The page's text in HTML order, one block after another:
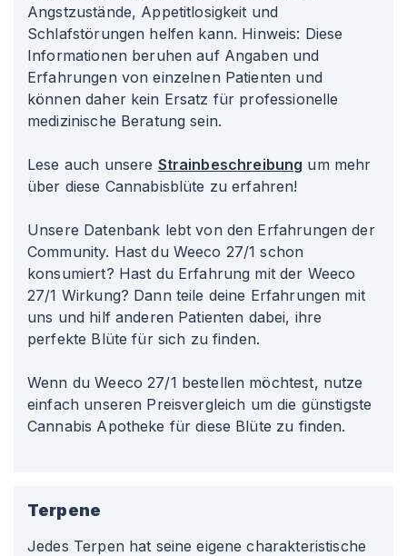
Angstzustände, Appetitlosigkeit und
Schlafstörungen helfen kann. Hinweis: Diese
Informationen beruhen auf Angaben und
Erfahrungen von einzelnen Patienten und
können daher kein Ersatz für professionelle
medizinische Beratung sein.
Lese auch unsere Strainbeschreibung um mehr
über diese Cannabisblüte zu erfahren!
Unsere Datenbank lebt von den Erfahrungen der
Community. Hast du Weeco 27/1 schon
konsumiert? Hast du Erfahrung mit der Weeco
27/1 Wirkung? Dann teile deine Erfahrungen mit
uns und hilf anderen Patienten dabei, ihre
perfekte Blüte für sich zu finden.
Wenn du Weeco 27/1 bestellen möchtest, nutze
einfach unseren Preisvergleich um die günstigste
Cannabis Apotheke für diese Blüte zu finden.
Terpene
Jedes Terpen hat seine eigene charakteristische